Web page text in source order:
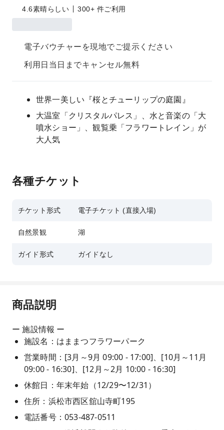
4.6素晴らしい 300+ 件ご利用
電子バウチャーを現地でご提示ください
利用日当日までキャンセル無料
世界一美しい『桜とチューリップの庭園』
大温室「クリスタルパレス」、水と音楽の「大
噴水ショー」、観覧乗「フラワートレイン」が
大人気
各種チケット
チケット形式 電子チケット (直接入場)
自然景観 湖
ガイド形式 ガイドなし
商品説明
ー 施設情報 ー
施設名：はままつフラワーパーク
営業時間：[3月～9月 09:00 - 17:00]、[10月～11月
09:00 - 16:30]、[12月～2月 10:00 - 16:30]
休館日：年末年始（12/29〜12/31）
住所：浜松市西区舘山寺町195
電話番号：053-487-0511